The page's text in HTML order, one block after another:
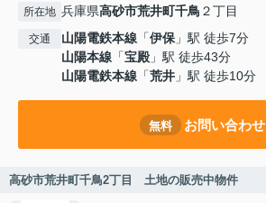
所在地 兵庫県高砂市荒井町千鳥 ２丁目
交通 山陽電鉄本線 「伊保」駅 徒歩7分
山陽本線 「宝殿 」駅 徒歩43分
山陽電鉄本線 「荒井 」駅 徒歩10分
無料 お問い合わせ
高砂市荒井町千鳥2丁目 土地の販売中物件